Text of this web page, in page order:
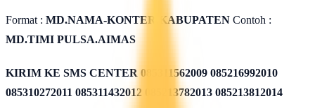
Format : MD.NAMA-KONTER.KABUPATEN Contoh :
MD.TIMI PULSA.AIMAS
KIRIM KE SMS CENTER 085311562009 085216992010
085310272011 085311432012 085213782013 085213812014